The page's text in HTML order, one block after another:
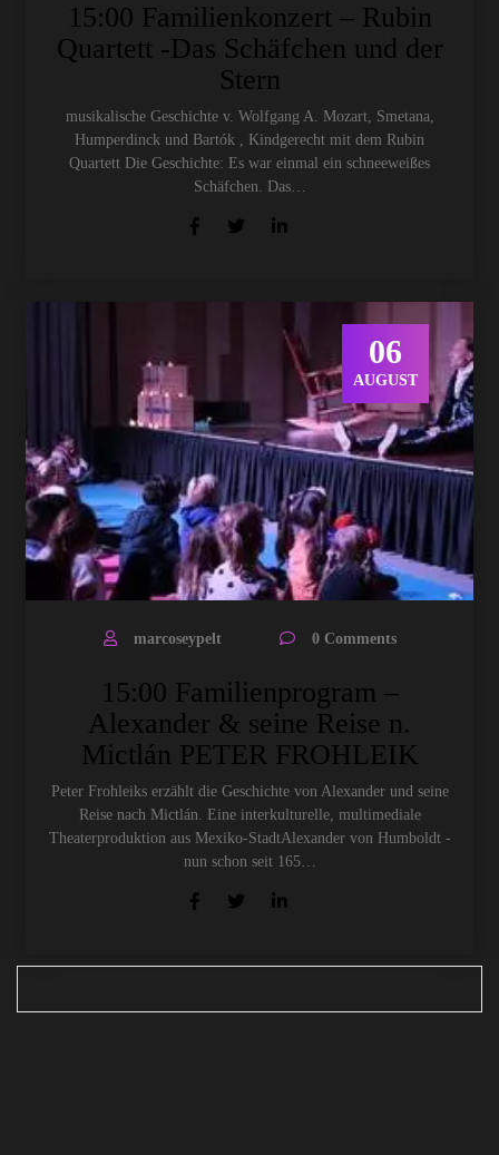
15:00 Familienkonzert – Rubin
Quartett -Das Schäfchen und der
Stern
musikalische Geschichte v. Wolfgang A. Mozart, Smetana,
Humperdinck und Bartók , Kindgerecht mit dem Rubin
Quartett Die Geschichte: Es war einmal ein schneeweißes
Schäfchen. Das…
06
AUGUST
marcoseypelt 0 Comments
15:00 Familienprogram –
Alexander & seine Reise n.
Mictlán PETER FROHLEIK
Peter Frohleiks erzählt die Geschichte von Alexander und seine
Reise nach Mictlán. Eine interkulturelle, multimediale
Theaterproduktion aus Mexiko-StadtAlexander von Humboldt -
nun schon seit 165…